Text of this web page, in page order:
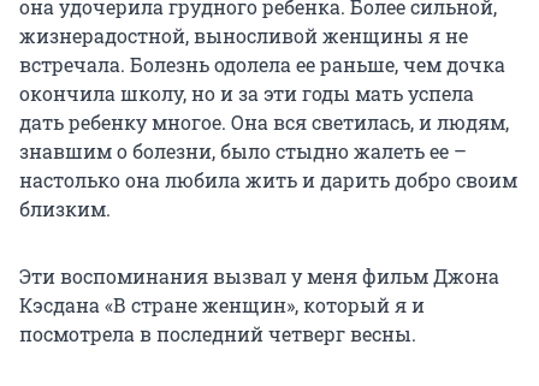
она удочерила грудного ребенка. Более сильной,
жизнерадостной, выносливой женщины я не
встречала. Болезнь одолела ее раньше, чем дочка
окончила школу, но и за эти годы мать успела
дать ребенку многое. Она вся светилась, и людям,
знавшим о болезни, было стыдно жалеть ее –
настолько она любила жить и дарить добро своим
близким.
Эти воспоминания вызвал у меня фильм Джона
Кэсдана «В стране женщин», который я и
посмотрела в последний четверг весны.